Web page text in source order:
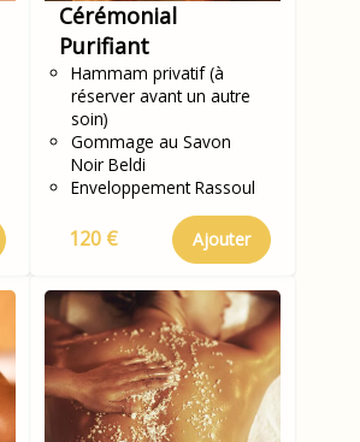
Cérémonial
Purifiant
Hammam privatif (à
réserver avant un autre
soin)
Gommage au Savon
Noir Beldi
Enveloppement Rassoul
120 € Ajouter